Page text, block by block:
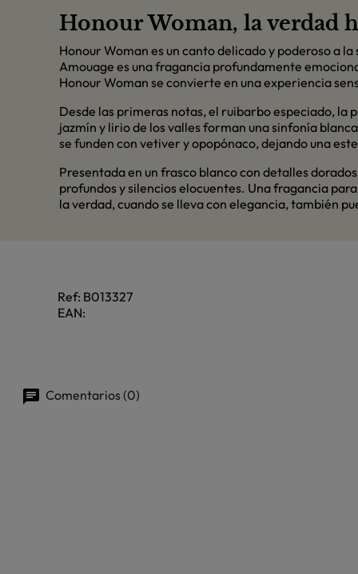
Honour Woman, la verdad
Honour Woman es un canto delicado y poderoso a
Amouage es una fragancia profundamente
Honour Woman se convierte en una experiencia
Desde las primeras notas, el ruibarbo especiado, la
jazmín y lirio de los valles forman una sinfonía
se funden con vetiver y opopónaco, dejando una
Presentada en un frasco blanco con detalles
profundos y silencios elocuentes. Una fragancia
la verdad, cuando se lleva con elegancia, también
Ref: B013327
EAN:
Comentarios (0)